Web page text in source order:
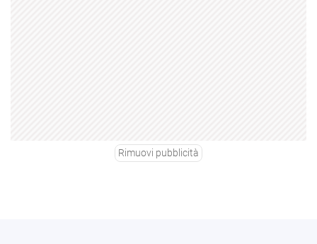
Rimuovi pubblicità